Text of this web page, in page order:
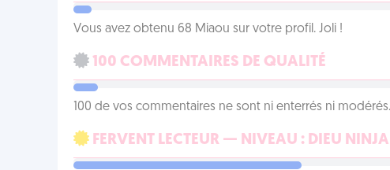
Vous avez obtenu 68 Miaou sur votre profil. Joli !
100 COMMENTAIRES DE QUALITÉ
100 de vos commentaires ne sont ni enterrés ni
FERVENT LECTEUR — NIVEAU : DIEU NINJA